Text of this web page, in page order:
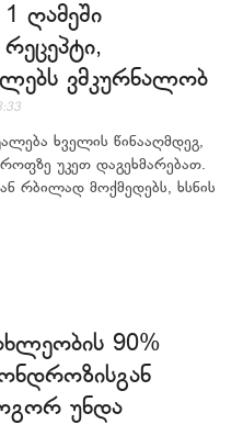
ღამეში
ვმკურნალობ
ხველის წინააღმდეგ,
უკეთ დაგეხმარებათ.
რბილად მოქმედებს, ხსნის
90%
უნდა